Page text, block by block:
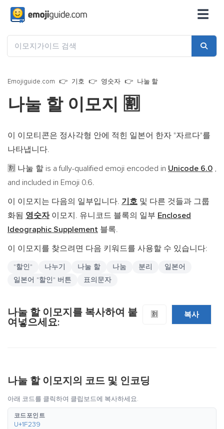
☰
Emojiguide.com 기호 영숫자 나눌 할
나눌 할 이모지 🈹
이 이모티콘은 정사각형 안에 적힌 일본어 한자 "자르다"를
나타냅니다.
🈹 나눌 할 is a fully-qualified emoji encoded in Unicode 6.0 ,
and included in Emoji 0.6.
이 이모지는 다음의 일부입니다. 기호 및 다른 것들과 그룹
화됨 영숫자이모지. 유니코드 블록의 일부 Enclosed
Ideographic Supplement 블록.
이 이모지를 찾으려면 다음 키워드를 사용할 수 있습니다:
"할인" 나누기 나눌 할 나눔 분리
일본어
일본어 "할인" 버튼
표의문자
나눌 할 이모지를 복사하여 붙
여넣으세요:
🈹 복사
나눌 할 이모지의 코드 및 인코딩
아래 코드를 클릭하여 클립보드에 복사하세요.
코드포인트
U+1F239